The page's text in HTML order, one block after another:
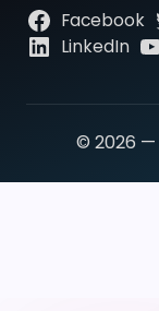
Facebook
LinkedIn
© 2026 —